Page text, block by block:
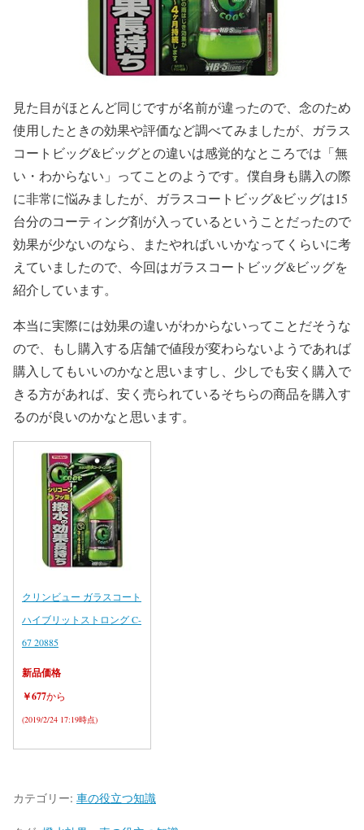
見た目がほとんど同じですが名前が違ったので、念のため
使用したときの効果や評価など調べてみましたが、ガラス
コートビッグ&ビッグとの違いは感覚的なところでは「無
い・わからない」ってことのようです。僕自身も購入の際
に非常に悩みましたが、ガラスコートビッグ&ビッグは15
台分のコーティング剤が入っているということだったので
効果が少ないのなら、またやればいいかなってくらいに考
えていましたので、今回はガラスコートビッグ&ビッグを
紹介しています。
本当に実際には効果の違いがわからないってことだそうな
ので、もし購入する店舗で値段が変わらないようであれば
購入してもいいのかなと思いますし、少しでも安く購入で
きる方があれば、安く売られているそちらの商品を購入す
るのが良いのかなと思います。
クリンビュー ガラスコート
ハイブリットストロング C-
67 20885
新品価格
￥677から
(2019/2/24 17:19時点)
カテゴリー: 車の役立つ知識